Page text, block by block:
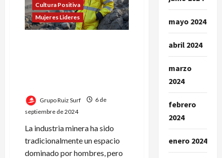
una
perspectiva
diferente
Cultura Positiva
Mujeres Lideres
Grupo Ruiz Surf
6 de
septiembre de 2024
La industria minera ha sido
tradicionalmente un espacio
dominado por hombres, pero
mayo 2024
abril 2024
marzo
2024
febrero
2024
enero 2024